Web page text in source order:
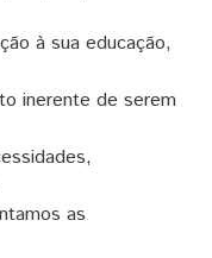
à sua educação,
inerente de serem
as